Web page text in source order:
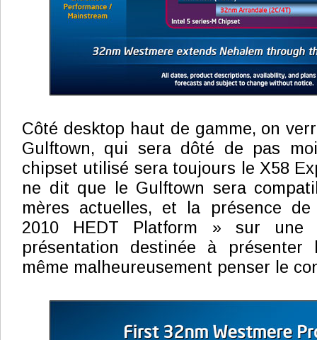
Côté desktop haut de gamme, on
Gulftown, qui sera dôté de pas
chipset utilisé sera toujours le X58
ne dit que le Gulftown sera
mères actuelles, et la présence
2010 HEDT Platform » sur
présentation destinée à présenter
même malheureusement penser le